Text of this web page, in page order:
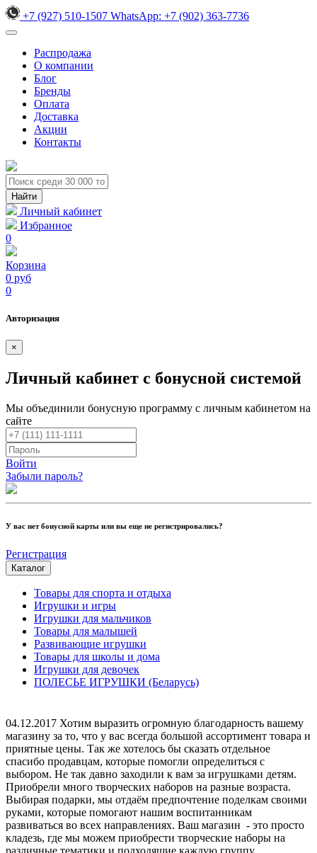
+7 (927) 510-1507 WhatsApp: +7 (902) 363-7736
Распродажа
О компании
Блог
Бренды
Оплата
Доставка
Акции
Контакты
Личный кабинет
Избранное
0
Корзина
0 руб
0
Авторизация
×
Личный кабинет с бонусной системой
Мы объединили бонусную программу с личным кабинетом на
сайте
Войти
Забыли пароль?
У вас нет бонусной карты или вы еще не регистрировались?
Регистрация
Каталог
Товары для спорта и отдыха
Игрушки и игры
Игрушки для мальчиков
Товары для малышей
Развивающие игрушки
Товары для школы и дома
Игрушки для девочек
ПОЛЕСЬЕ ИГРУШКИ (Беларусь)
04.12.2017 Хотим выразить огромную благодарность вашему
магазину за то, что у вас всегда большой ассортимент товара и
приятные цены. Так же хотелось бы сказать отдельное
спасибо продавцам, которые помогли определиться с
выбором. Не так давно заходили к вам за игрушками детям.
Приобрели много творческих наборов на разные возраста.
Выбирая подарки, мы отдаём предпочтение поделкам своими
руками, которые помогают нашим воспитанникам
развиваться во всех направлениях. Ваш магазин - это просто
кладезь, где мы можем приобрести творческие наборы на
различные тематики и подходящие каждую группу